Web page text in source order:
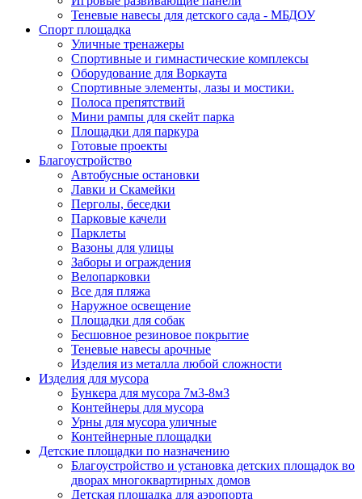
Теневые навесы для детского сада - МБДОУ
Спорт площадка
Уличные тренажеры
Спортивные и гимнастические комплексы
Оборудование для Воркаута
Спортивные элементы, лазы и мостики.
Полоса препятствий
Мини рампы для скейт парка
Площадки для паркура
Готовые проекты
Благоустройство
Автобусные остановки
Лавки и Скамейки
Перголы, беседки
Парковые качели
Парклеты
Вазоны для улицы
Заборы и ограждения
Велопарковки
Все для пляжа
Наружное освещение
Площадки для собак
Бесшовное резиновое покрытие
Теневые навесы арочные
Изделия из металла любой сложности
Изделия для мусора
Бункера для мусора 7м3-8м3
Контейнеры для мусора
Урны для мусора уличные
Контейнерные площадки
Детские площадки по назначению
Благоустройство и установка детских площадок во
дворах многоквартирных домов
Детская площадка для аэропорта